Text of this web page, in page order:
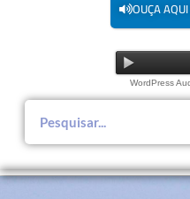
OUÇA
WordPress